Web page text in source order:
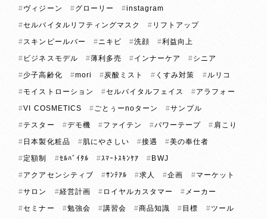
ヴィジーン
グローリー
instagram
セルバイタルリフティングマスク
リフトアップ
スキンピールバー
ニキビ 洗顔
利益向上
ビジネスモデル
薄利多売 インナーケア
シニア
少子高齢化
mori 炭酸ミスト くすみ対策
ルリコ
モイストローション
セルバイタルフェイス
アラフォー
VI COSMETICS
ごとぅーnoターン
サンプル
テスター
デモ機 ファイテン パワーテープ
肩こり
日本製化粧品
肌にやさしい 接遇
美の奉仕者
定額制
ｾﾙﾊﾞｲﾀﾙ ｽﾏｰﾄｽｷﾝｹｱ
BWJ
アクアセンシティブ
ｻﾝﾃｱﾙ 求人 企画
マーケット
サロン
経営計画 ロイヤルカスタマー
メーカー
セミナー
勉強会 講習会 商品知識 目標
ツール